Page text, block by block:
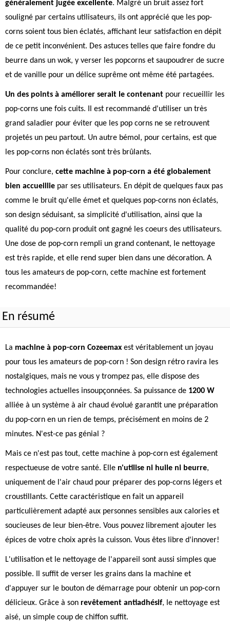
généralement jugée excellente. Malgré un bruit assez fort
souligné par certains utilisateurs, ils ont apprécié que les pop-
corns soient tous bien éclatés, affichant leur satisfaction en dépit
de ce petit inconvénient. Des astuces telles que faire fondre du
beurre dans un wok, y verser les popcorns et saupoudrer de sucre
et de vanille pour un délice suprême ont même été partagées.
Un des points à améliorer serait le contenant pour recueillir les
pop-corns une fois cuits. Il est recommandé d'utiliser un très
grand saladier pour éviter que les pop corns ne se retrouvent
projetés un peu partout. Un autre bémol, pour certains, est que
les pop-corns non éclatés sont très brûlants.
Pour conclure, cette machine à pop-corn a été globalement
bien accueillie par ses utilisateurs. En dépit de quelques faux pas
comme le bruit qu'elle émet et quelques pop-corns non éclatés,
son design séduisant, sa simplicité d'utilisation, ainsi que la
qualité du pop-corn produit ont gagné les coeurs des utilisateurs.
Une dose de pop-corn rempli un grand contenant, le nettoyage
est très rapide, et elle rend super bien dans une décoration. A
tous les amateurs de pop-corn, cette machine est fortement
recommandée!
En résumé
La machine à pop-corn Cozeemax est véritablement un joyau
pour tous les amateurs de pop-corn ! Son design rétro ravira les
nostalgiques, mais ne vous y trompez pas, elle dispose des
technologies actuelles insoupçonnées. Sa puissance de 1200 W
alliée à un système à air chaud évolué garantit une préparation
du pop-corn en un rien de temps, précisément en moins de 2
minutes. N'est-ce pas génial ?
Mais ce n'est pas tout, cette machine à pop-corn est également
respectueuse de votre santé. Elle n'utilise ni huile ni beurre,
uniquement de l'air chaud pour préparer des pop-corns légers et
croustillants. Cette caractéristique en fait un appareil
particulièrement adapté aux personnes sensibles aux calories et
soucieuses de leur bien-être. Vous pouvez librement ajouter les
épices de votre choix après la cuisson. Vous êtes libre d'innover!
L'utilisation et le nettoyage de l'appareil sont aussi simples que
possible. Il suffit de verser les grains dans la machine et
d'appuyer sur le bouton de démarrage pour obtenir un pop-corn
délicieux. Grâce à son revêtement antiadhésif, le nettoyage est
aisé, un simple coup de chiffon suffit.